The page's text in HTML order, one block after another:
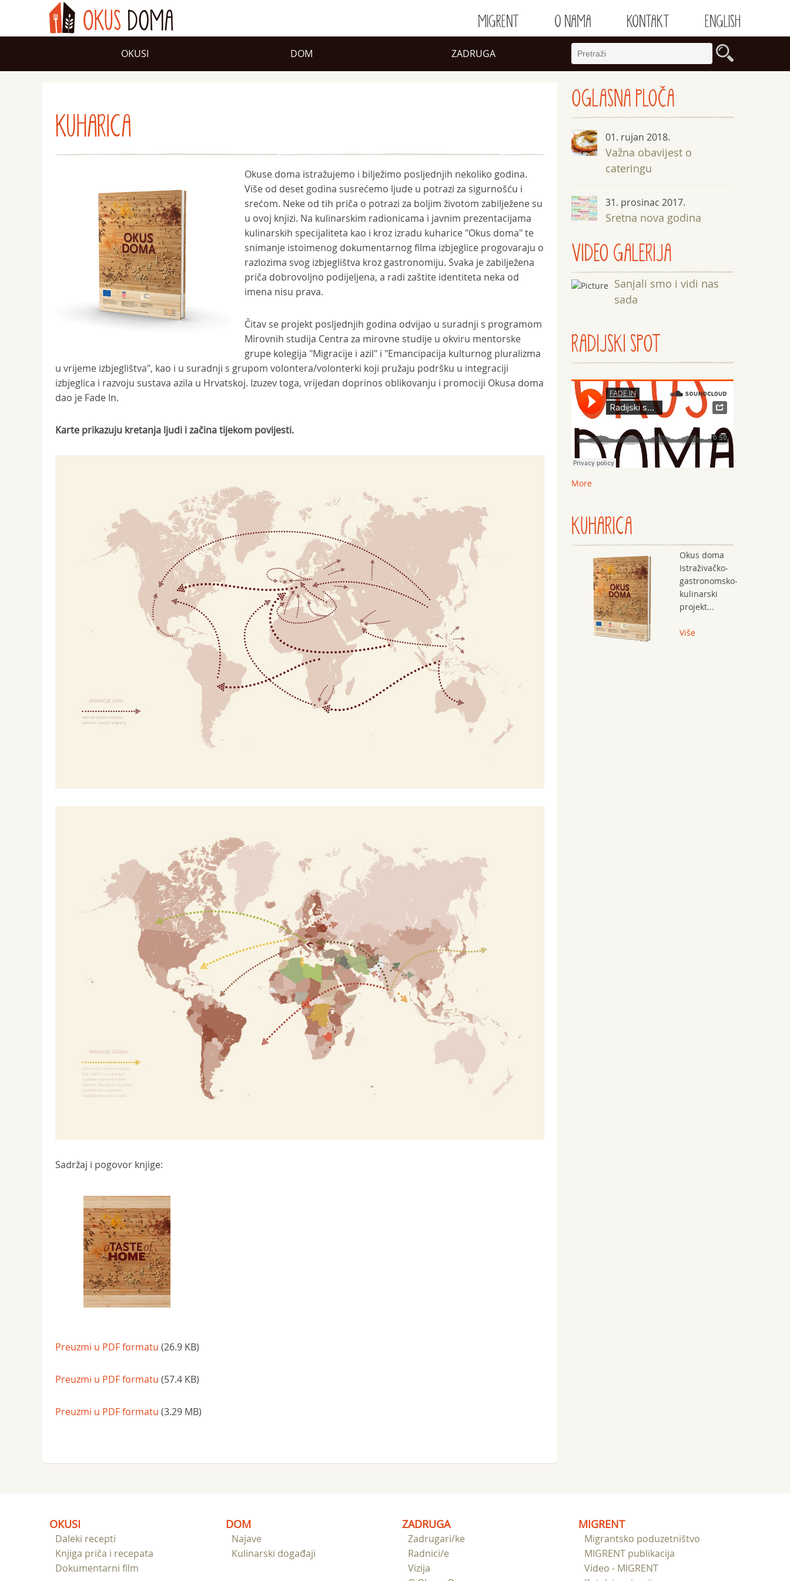
MIGRENT O NAMA KONTAKT ENGLISH
OKUSI DOM ZADRUGA
KUHARICA
Okuse doma istražujemo i bilježimo posljednjih nekoliko godina.
Više od deset godina susrećemo ljude u potrazi za sigurnošću i
srećom. Neke od tih priča o potrazi za boljim životom zabilježene su
u ovoj knjizi. Na kulinarskim radionicama i javnim prezentacijama
kulinarskih specijaliteta kao i kroz izradu kuharice "Okus doma" te
snimanje istoimenog dokumentarnog filma izbjeglice progovaraju o
razlozima svog izbjeglištva kroz gastronomiju. Svaka je zabilježena
priča dobrovoljno podijeljena, a radi zaštite identiteta neka od
imena nisu prava.
Čitav se projekt posljednjih godina odvijao u suradnji s programom
Mirovnih studija Centra za mirovne studije u okviru mentorske
grupe kolegija "Migracije i azil" i "Emancipacija kulturnog pluralizma
u vrijeme izbjeglištva", kao i u suradnji s grupom volontera/volonterki koji pružaju podršku u integraciji
izbjeglica i razvoju sustava azila u Hrvatskoj. Izuzev toga, vrijedan doprinos oblikovanju i promociji Okusa doma
dao je Fade In.
Karte prikazuju kretanja ljudi i začina tijekom povijesti.
Sadržaj i pogovor knjige:
Preuzmi u PDF formatu (26.9 KB)
Preuzmi u PDF formatu (57.4 KB)
Preuzmi u PDF formatu (3.29 MB)
OGLASNA PLOČA
01. rujan 2018.
Važna obavijest o
cateringu
31. prosinac 2017.
Sretna nova godina
VIDEO GALERIJA
Sanjali smo i vidi nas
sada
RADIJSKI SPOT
More
KUHARICA
Okus doma
Istraživačko-
gastronomsko-
kulinarski
projekt...
Više
OKUSI
Daleki recepti
Knjiga priča i recepata
Dokumentarni film
DOM
Najave
Kulinarski događaji
ZADRUGA
Zadrugari/ke
Radnici/e
Vizija
MIGRENT
Migrantsko poduzetništvo
MIGRENT publikacija
Video - MIGRENT